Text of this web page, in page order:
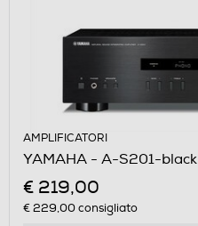
AMPLIFICATORI
YAMAHA - A-S201-black
€ 219,00
€ 229,00consigliato